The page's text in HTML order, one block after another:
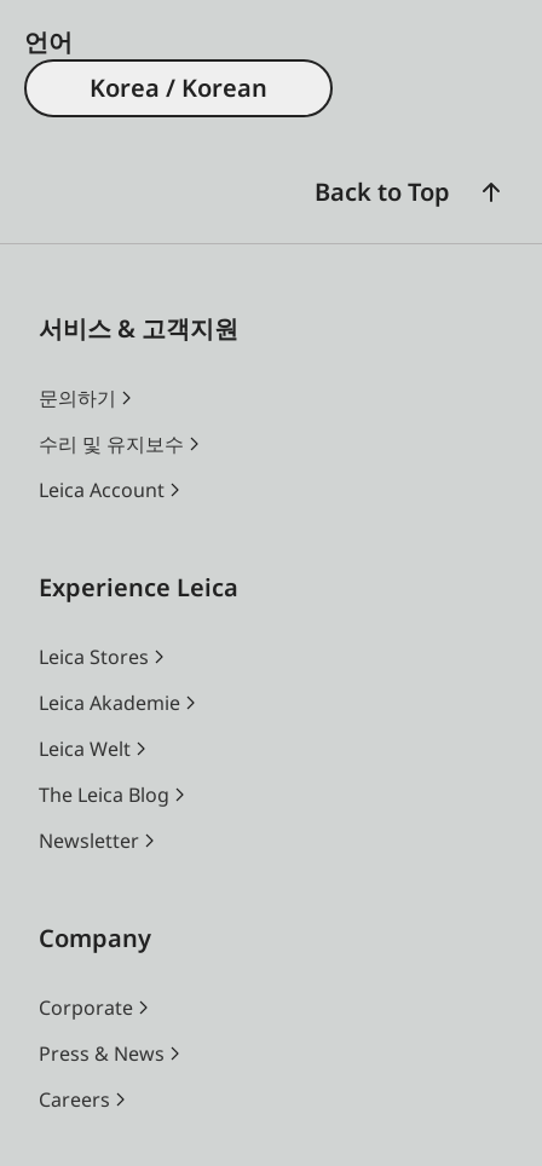
언어
Korea / Korean
Back to Top
서비스 & 고객지원
문의하기
수리 및 유지보수
Leica Account
Experience Leica
Leica Stores
Leica Akademie
Leica Welt
The Leica Blog
Newsletter
Company
Corporate
Press & News
Careers